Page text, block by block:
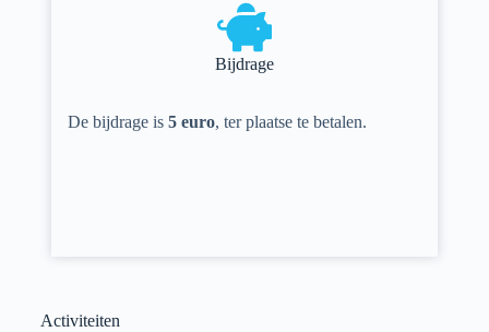
Bijdrage
De bijdrage is 5 euro, ter plaatse te betalen.
Activiteiten